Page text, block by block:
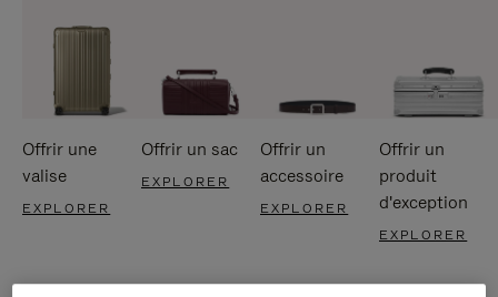
Offrir une
valise
EXPLORER
Offrir un sac
EXPLORER
Offrir un
accessoire
EXPLORER
Offrir un
produit
d'exception
EXPLORER